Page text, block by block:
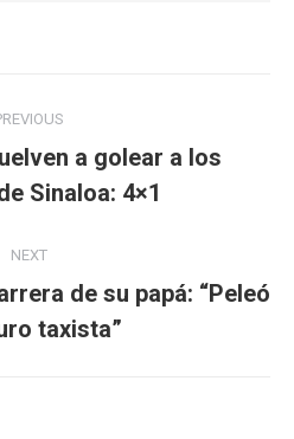
Previous
post:
a golear a los
Sinaloa: 4×1
NEXT
Next
post:
de su papá: “Peleó
taxista”